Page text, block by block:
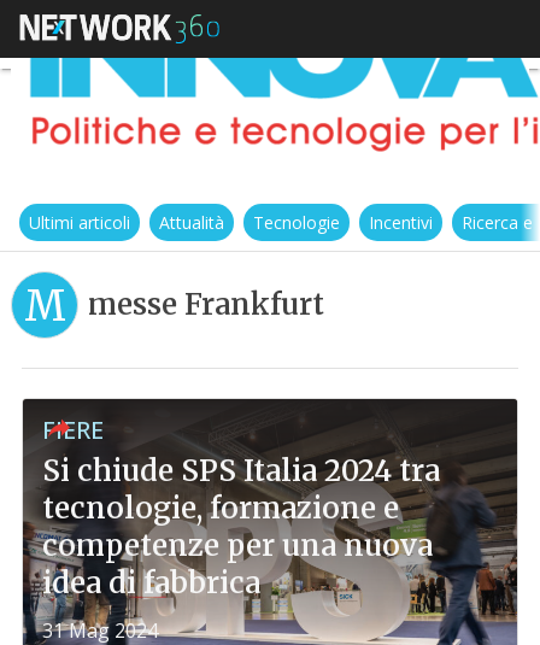
Ultimi articoli Attualità Tecnologie Incentivi Ricerca
M messe Frankfurt
FIERE
Si chiude SPS Italia 2024 tra
tecnologie, formazione e
competenze per una nuova
idea di fabbrica
31 Mag 2024